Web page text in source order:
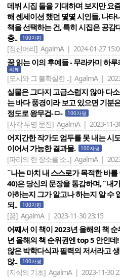
데뷔 시집 들을 기대하며 보지만 요
해 센세이션 했던 몇몇 시인들, 나타
책을 선택하는 건, 특히 시집은 공감
충..
100자평
[정신머리] AgalmA | 2024-01-27
꿈 읽는 이의 후예들 - 무라카미 하루
리뷰
[도시와 그 불확실한 ..] AgalmA |
실물은 그다지 고급스럽지 않아 다
는 바다 풍경이라 보고 있으면 기분
정도로 왕무겁-ㅁ-
100자평
[사각 투명 문진] AgalmA | 2023-11-
어지간한 작가도 엄두를 못 내는 시
이어서 가능한 결과물.
100자평
[파리의 한 장소를 소..] AgalmA |
˝나는 마치 내 스스로가 목적한 바
40)은 당신의 문장을 통감하며, ˝내
아하는지 그가 알고나 하는지 알 수
되..
100자평
[꿈] AgalmA | 2023-11-30 23:15
어째서 이 책이 2023년 올해의 책
년 올해의 책 순위권엔 top 5 안인
않은 박학다식과 필력의 저서라고
않..
100자평
[지식의 기초] AgalmA | 2023-11-30